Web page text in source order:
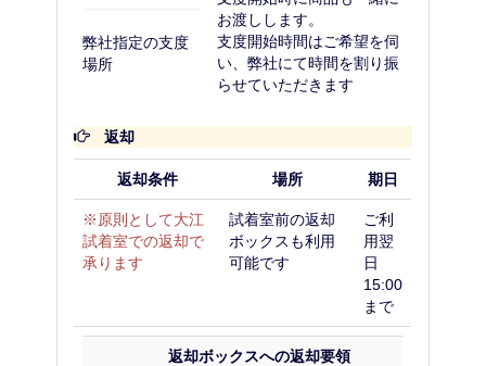
弊社指定の支度
場所
お渡しします。
支度開始時間はご希望を伺
い、弊社にて時間を割り振
らせていただきます
返却
返却条件 場所 期日
※原則として大江
試着室での返却で
承ります
試着室前の返却
ボックスも利用
可能です
ご利
用翌
日
15:00
まで
返却ボックスへの返却要領